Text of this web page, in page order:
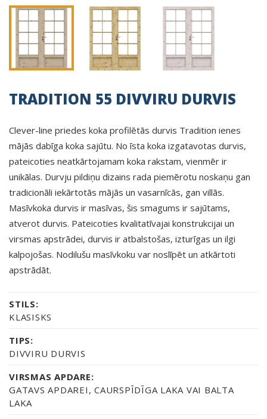
TRADITION 55 DIVVIRU DURVIS
Clever-line priedes koka profilētās durvis Tradition ienes
mājās dabīga koka sajūtu. No īsta koka izgatavotas durvis,
pateicoties neatkārtojamam koka rakstam, vienmēr ir
unikālas. Durvju pildiņu dizains rada piemērotu noskaņu gan
tradicionāli iekārtotās mājās un vasarnīcās, gan villās.
Masīvkoka durvis ir masīvas, šis smagums ir sajūtams,
atverot durvis. Pateicoties kvalitatīvajai konstrukcijai un
virsmas apstrādei, durvis ir atbalstošas, izturīgas un ilgi
kalpojošas. Nodilušu masīvkoku var noslīpēt un atkārtoti
apstrādāt.
STILS:
KLASISKS
TIPS:
DIVVIRU DURVIS
VIRSMAS APDARE:
GATAVS APDAREI, CAURSPĪDĪGA LAKA VAI BALTA
LAKA